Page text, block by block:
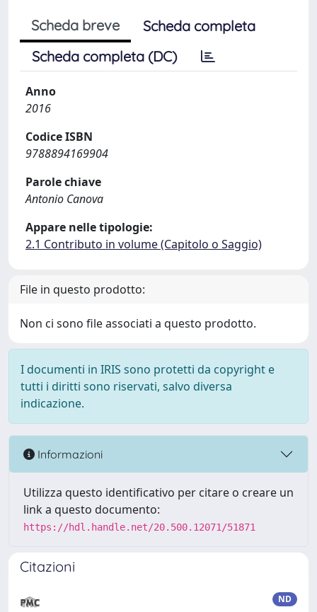
Scheda breve
Scheda completa
Scheda completa (DC)
Anno
2016
Codice ISBN
9788894169904
Parole chiave
Antonio Canova
Appare nelle tipologie:
2.1 Contributo in volume (Capitolo o Saggio)
File in questo prodotto:
Non ci sono file associati a questo prodotto.
I documenti in IRIS sono protetti da copyright e
tutti i diritti sono riservati, salvo diversa
indicazione.
Informazioni
Utilizza questo identificativo per citare o creare un
link a questo documento:
https://hdl.handle.net/20.500.12071/51871
Citazioni
ND